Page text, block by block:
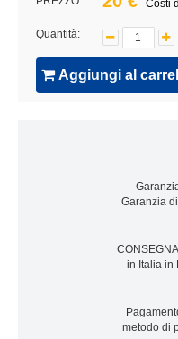
Costi
Quantità:
Aggiungi al
Garanzia
in Italia in
metodo di